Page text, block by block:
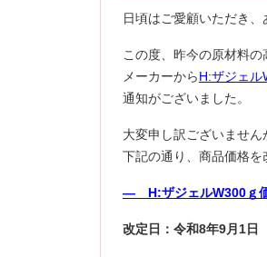
日頃はご愛顧いただき
この度、昨今の原材料
メーカーからH:ザジェル
通知がございました。
大変申し訳ございませ
下記の通り、商品価格
― H:ザジェルW300ｇ
改定日：令和8年9月1日